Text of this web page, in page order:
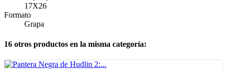
17X26
Formato
Grapa
16 otros productos en la misma categoría: